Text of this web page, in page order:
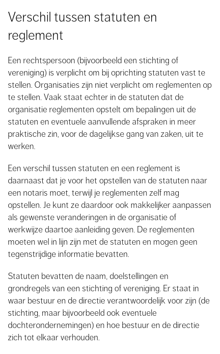
Verschil tussen statuten en
reglement
Een rechtspersoon (bijvoorbeeld een stichting of
vereniging) is verplicht om bij oprichting statuten vast te
stellen. Organisaties zijn niet verplicht om reglementen op
te stellen. Vaak staat echter in de statuten dat de
organisatie reglementen opstelt om bepalingen uit de
statuten en eventuele aanvullende afspraken in meer
praktische zin, voor de dagelijkse gang van zaken, uit te
werken.
Een verschil tussen statuten en een reglement is
daarnaast dat je voor het opstellen van de statuten naar
een notaris moet, terwijl je reglementen zelf mag
opstellen. Je kunt ze daardoor ook makkelijker aanpassen
als gewenste veranderingen in de organisatie of
werkwijze daartoe aanleiding geven. De reglementen
moeten wel in lijn zijn met de statuten en mogen geen
tegenstrijdige informatie bevatten.
Statuten bevatten de naam, doelstellingen en
grondregels van een stichting of vereniging. Er staat in
waar bestuur en de directie verantwoordelijk voor zijn (de
stichting, maar bijvoorbeeld ook eventuele
dochterondernemingen) en hoe bestuur en de directie
zich tot elkaar verhouden.